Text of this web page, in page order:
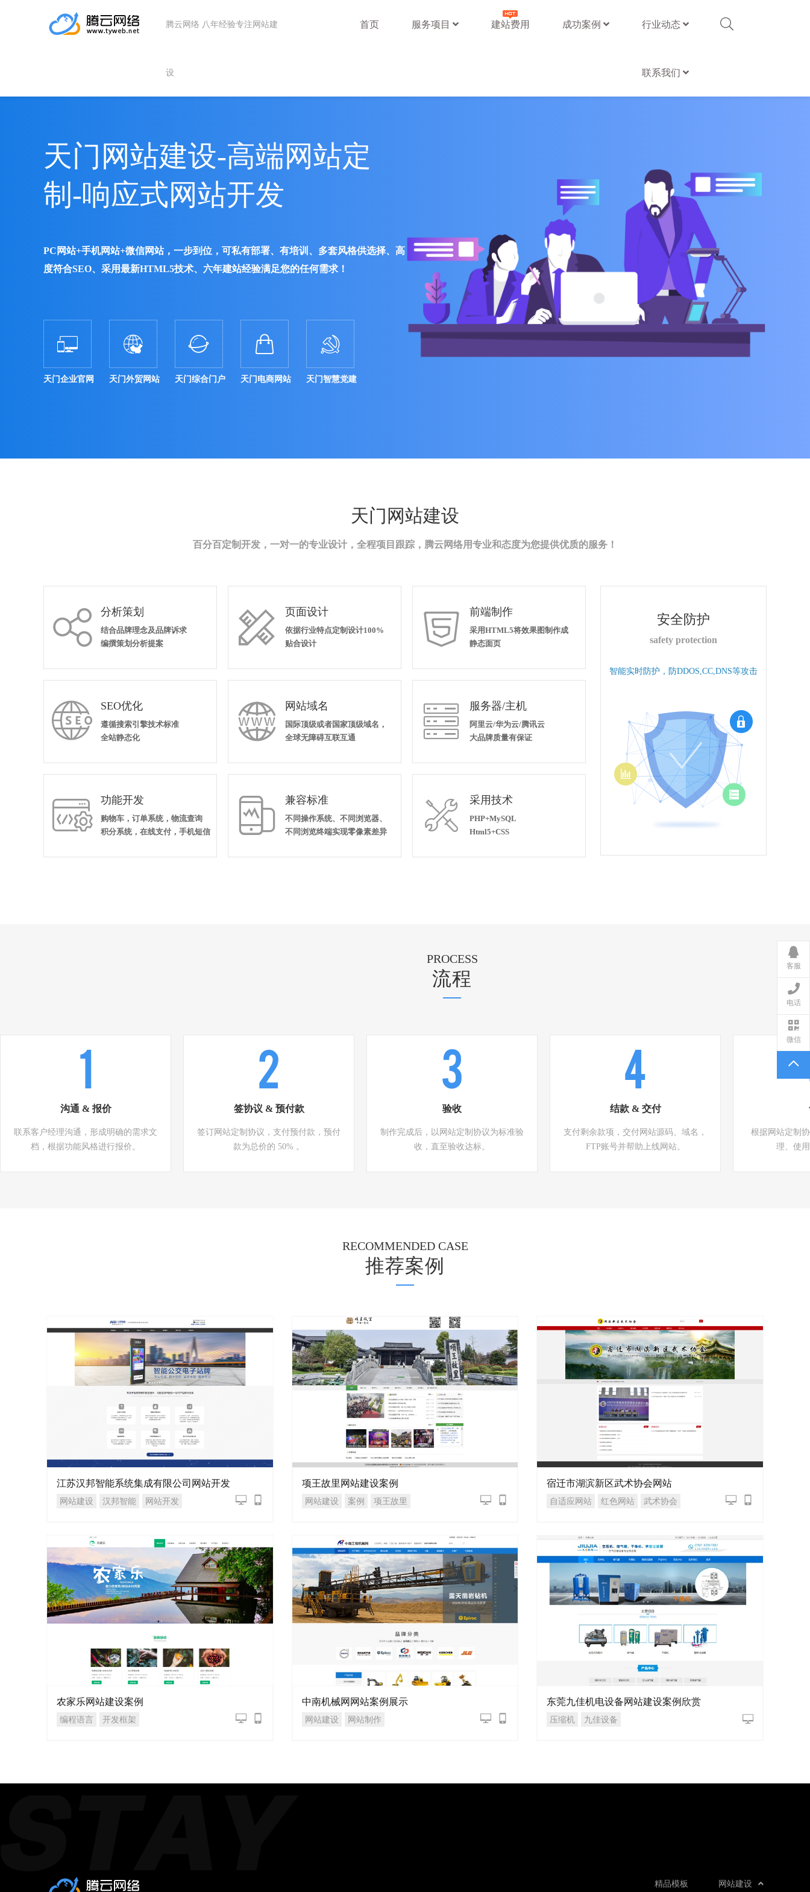
腾云网络 八年经验专注网站建
设
首页 服务项目 建站费用 成功案例 行业动态
联系我们
天门网站建设-高端网站定
制-响应式网站开发
PC网站+手机网站+微信网站，一步到位，可私有部署、有培训、多套风格供选择、高
度符合SEO、采用最新HTML5技术、六年建站经验满足您的任何需求！

天门企业官网

天门外贸网站

天门综合门户

天门电商网站

天门智慧党建
天门网站建设
百分百定制开发，一对一的专业设计，全程项目跟踪，腾云网络用专业和态度为您提供优质的服务！
 分析策划
结合品牌理念及品牌诉求
编撰策划分析提案
 页面设计
依据行业特点定制设计100%
贴合设计
 前端制作
采用HTML5将效果图制作成
静态面页
 SEO优化
遵循搜索引擎技术标准
全站静态化
 网站域名
国际顶级或者国家顶级域名，
全球无障碍互联互通
 服务器/主机
阿里云/华为云/腾讯云
大品牌质量有保证
 功能开发
购物车，订单系统，物流查询
积分系统，在线支付，手机短信
 兼容标准
不同操作系统、不同浏览器、
不同浏览终端实现零像素差异
 采用技术
PHP+MySQL
Html5+CSS
安全防护
safety protection
智能实时防护，防DDOS,CC,DNS等攻击
PROCESS
流程
沟通 & 报价
联系客户经理沟通，形成明确的需求文
档，根据功能风格进行报价。
2
签协议 & 预付款
签订网站定制协议，支付预付款，预付
款为总价的 50% 。
3
验收
制作完成后，以网站定制协议为标准验
收，直至验收达标。
4
结款 & 交付
支付剩余款项，交付网站源码、域名，
FTP账号并帮助上线网站。
根据网站定制
理、使
RECOMMENDED CASE
推荐案例
江苏汉邦智能系统集成有限公司网站开发
网站建设 汉邦智能 网站开发
项王故里网站建设案例
网站建设 案例 项王故里
宿迁市湖滨新区武术协会网站
自适应网站 红色网站 武术协会
农家乐网站建设案例
编程语言 开发框架
中南机械网网站案例展示
网站建设 网站制作
东莞九佳机电设备网站建设案例欣赏
压缩机 九佳设备
网站建设
精品模板
客服
电话
微信